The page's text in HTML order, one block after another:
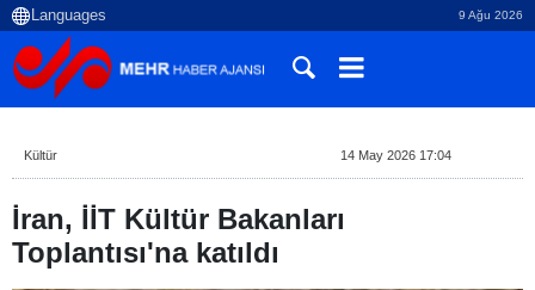
9 Ağu 2026
Kültür 14 May 2026 17:04
İran, İİT Kültür Bakanları
Toplantısı'na katıldı